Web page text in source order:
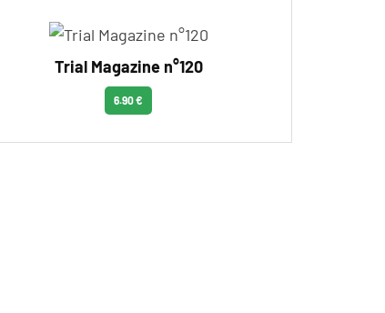
Trial Magazine n°120
6.90 €